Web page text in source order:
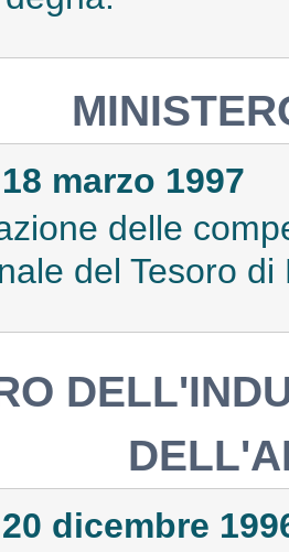
marzo 1997
delle
del Tesoro di
dicembre